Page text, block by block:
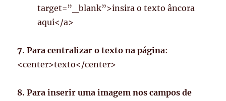
target=”_blank”>insira o texto âncora
aqui</a>
7. Para centralizar o texto na página:
<center>texto</center>
8. Para inserir uma imagem nos campos de